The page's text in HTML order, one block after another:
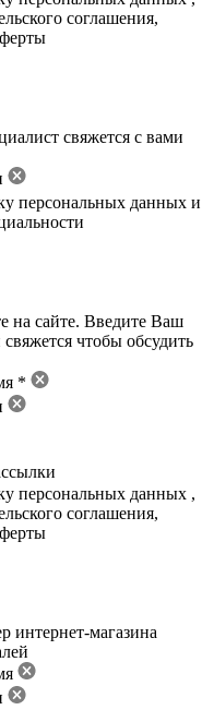
соглашения,
свяжется с вами
персональных данных и
на сайте. Введите Ваш
чтобы обсудить
*
персональных данных ,
соглашения,
интернет-магазина